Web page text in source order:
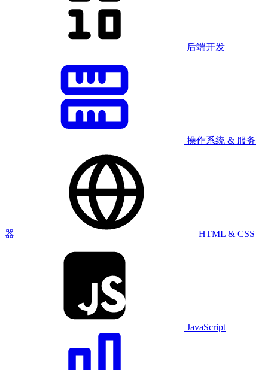
后端开发
操作系统 & 服务
器 HTML & CSS
JavaScript